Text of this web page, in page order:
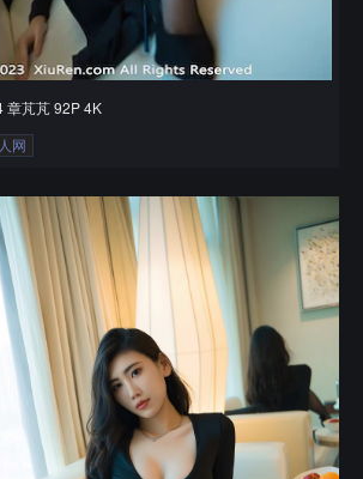
章芃芃 92P 4K
网